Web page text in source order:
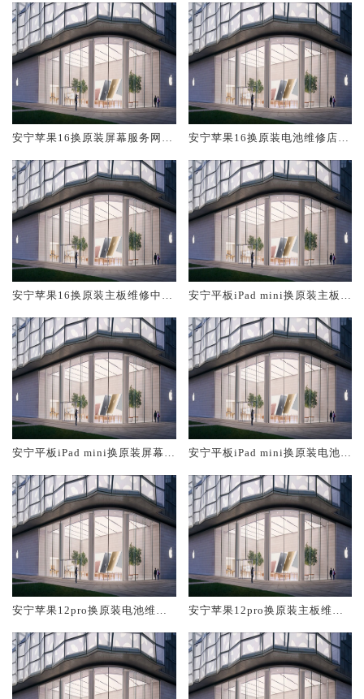
安宁苹果16换原装屏幕服务网点
安宁苹果16换原装电池维修店大
安宁苹果16换原装主板维修中心
安宁平板iPad mini换原装主板维
安宁平板iPad mini换原装屏幕服
安宁平板iPad mini换原装电池维
安宁苹果12pro换原装电池维修
安宁苹果12pro换原装主板维修